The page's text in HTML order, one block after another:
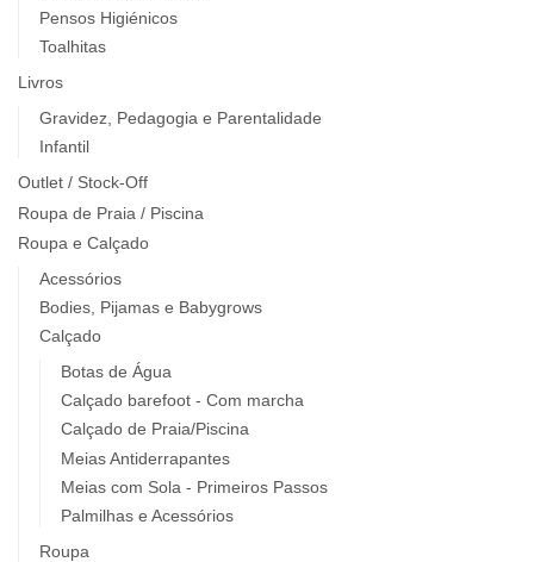
Pensos Higiénicos
Toalhitas
Livros
Gravidez, Pedagogia e Parentalidade
Infantil
Outlet / Stock-Off
Roupa de Praia / Piscina
Roupa e Calçado
Acessórios
Bodies, Pijamas e Babygrows
Calçado
Botas de Água
Calçado barefoot - Com marcha
Calçado de Praia/Piscina
Meias Antiderrapantes
Meias com Sola - Primeiros Passos
Palmilhas e Acessórios
Roupa